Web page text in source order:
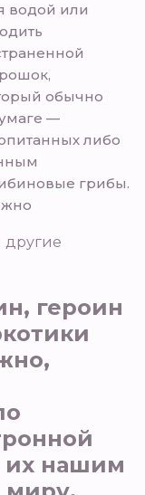
водой или
обычно
—
либо
грибы.
героин
их нашим